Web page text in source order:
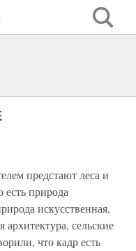
предстают леса и
есть природа
искусственная,
архитектура, сельские
что кадр есть